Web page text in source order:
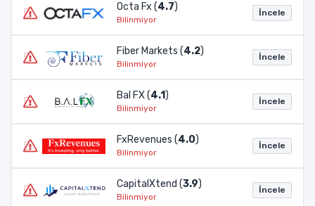
Octa Fx (4.7)
Bilinmiyor
İncele
Fiber Markets (4.2)
Bilinmiyor
İncele
Bal FX (4.1)
Bilinmiyor
İncele
FxRevenues (4.0)
Bilinmiyor
İncele
CapitalXtend (3.9)
Bilinmiyor
İncele